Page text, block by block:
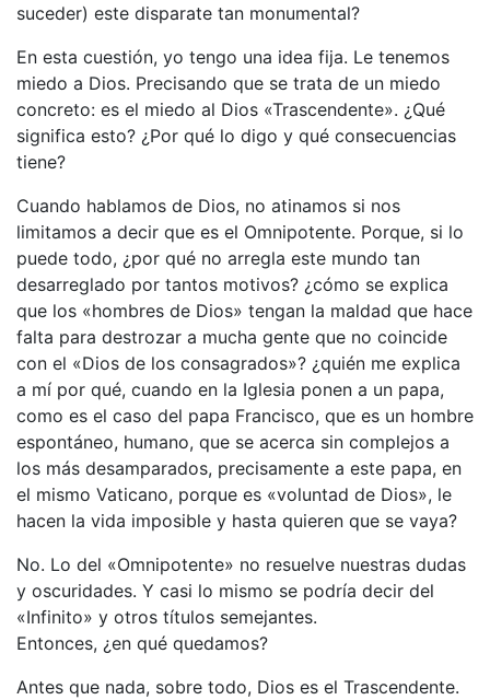
suceder) este disparate tan monumental?
En esta cuestión, yo tengo una idea fija. Le tenemos
miedo a Dios. Precisando que se trata de un miedo
concreto: es el miedo al Dios «Trascendente». ¿Qué
significa esto? ¿Por qué lo digo y qué consecuencias
tiene?
Cuando hablamos de Dios, no atinamos si nos
limitamos a decir que es el Omnipotente. Porque, si lo
puede todo, ¿por qué no arregla este mundo tan
desarreglado por tantos motivos? ¿cómo se explica
que los «hombres de Dios» tengan la maldad que hace
falta para destrozar a mucha gente que no coincide
con el «Dios de los consagrados»? ¿quién me explica
a mí por qué, cuando en la Iglesia ponen a un papa,
como es el caso del papa Francisco, que es un hombre
espontáneo, humano, que se acerca sin complejos a
los más desamparados, precisamente a este papa, en
el mismo Vaticano, porque es «voluntad de Dios», le
hacen la vida imposible y hasta quieren que se vaya?
No. Lo del «Omnipotente» no resuelve nuestras dudas
y oscuridades. Y casi lo mismo se podría decir del
«Infinito» y otros títulos semejantes.
Entonces, ¿en qué quedamos?
Antes que nada, sobre todo, Dios es el Trascendente.